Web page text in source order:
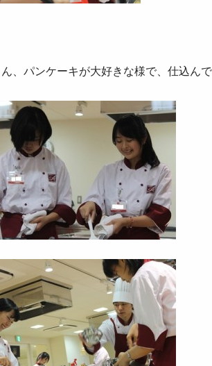
、パンケーキが大好きな様で、仕込ん